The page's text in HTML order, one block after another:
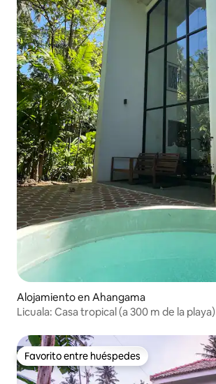
Alojamiento en Ahangama
Licuala: Casa tropical (a 300 m de la playa)
Favorito entre huéspedes
Favorito entre huéspedes